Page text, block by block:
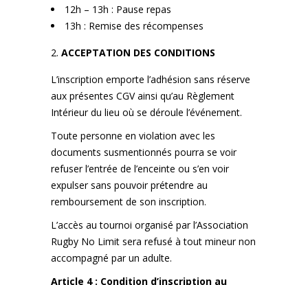
12h – 13h : Pause repas
13h : Remise des récompenses
ACCEPTATION DES CONDITIONS
L’inscription emporte l’adhésion sans réserve
aux présentes CGV ainsi qu’au Règlement
Intérieur du lieu où se déroule l’événement.
Toute personne en violation avec les
documents susmentionnés pourra se voir
refuser l’entrée de l’enceinte ou s’en voir
expulser sans pouvoir prétendre au
remboursement de son inscription.
L’accès au tournoi organisé par l’Association
Rugby No Limit sera refusé à tout mineur non
accompagné par un adulte.
Article 4 : Condition d’inscription au